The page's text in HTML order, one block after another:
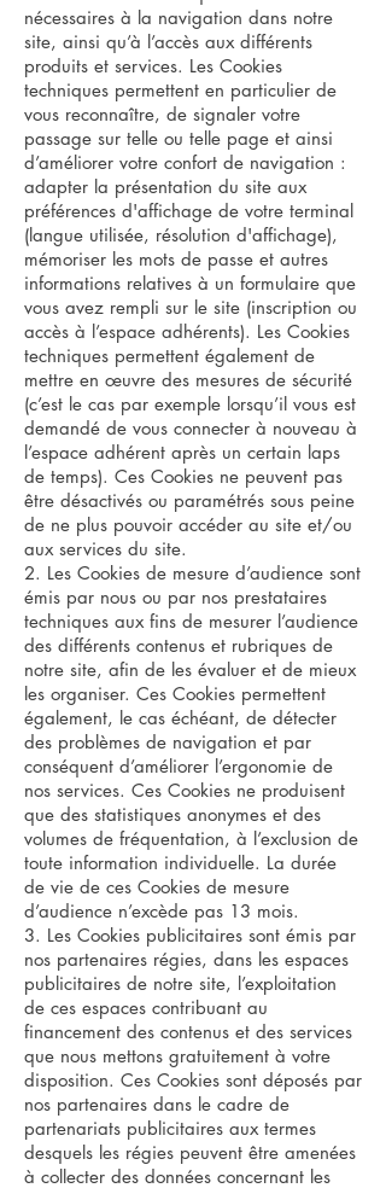
nécessaires à la navigation dans notre
site, ainsi qu’à l’accès aux différents
produits et services. Les Cookies
techniques permettent en particulier de
vous reconnaître, de signaler votre
passage sur telle ou telle page et ainsi
d’améliorer votre confort de navigation :
adapter la présentation du site aux
préférences d'affichage de votre terminal
(langue utilisée, résolution d'affichage),
mémoriser les mots de passe et autres
informations relatives à un formulaire que
vous avez rempli sur le site (inscription ou
accès à l’espace adhérents). Les Cookies
techniques permettent également de
mettre en œuvre des mesures de sécurité
(c’est le cas par exemple lorsqu’il vous est
demandé de vous connecter à nouveau à
l’espace adhérent après un certain laps
de temps). Ces Cookies ne peuvent pas
être désactivés ou paramétrés sous peine
de ne plus pouvoir accéder au site et/ou
aux services du site.
2. Les Cookies de mesure d’audience sont
émis par nous ou par nos prestataires
techniques aux fins de mesurer l’audience
des différents contenus et rubriques de
notre site, afin de les évaluer et de mieux
les organiser. Ces Cookies permettent
également, le cas échéant, de détecter
des problèmes de navigation et par
conséquent d’améliorer l’ergonomie de
nos services. Ces Cookies ne produisent
que des statistiques anonymes et des
volumes de fréquentation, à l’exclusion de
toute information individuelle. La durée
de vie de ces Cookies de mesure
d’audience n’excède pas 13 mois.
3. Les Cookies publicitaires sont émis par
nos partenaires régies, dans les espaces
publicitaires de notre site, l’exploitation
de ces espaces contribuant au
financement des contenus et des services
que nous mettons gratuitement à votre
disposition. Ces Cookies sont déposés par
nos partenaires dans le cadre de
partenariats publicitaires aux termes
desquels les régies peuvent être amenées
à collecter des données concernant les